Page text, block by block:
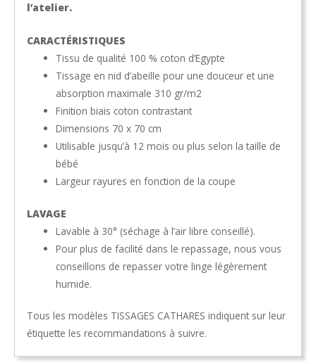
l’atelier.
CARACTÉRISTIQUES
Tissu de qualité 100 % coton d’Egypte
Tissage en nid d’abeille pour une douceur et une
absorption maximale 310 gr/m2
Finition biais coton contrastant
Dimensions 70 x 70 cm
Utilisable jusqu’à 12 mois ou plus selon la taille de
bébé
Largeur rayures en fonction de la coupe
LAVAGE
Lavable à 30° (séchage à l’air libre conseillé).
Pour plus de facilité dans le repassage, nous vous
conseillons de repasser votre linge légèrement
humide.
Tous les modèles TISSAGES CATHARES indiquent sur leur
étiquette les recommandations à suivre.